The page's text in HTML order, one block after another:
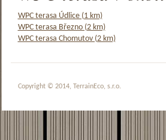
WPC terasa Údlice (1 km)
WPC terasa Březno (2 km)
WPC terasa Chomutov (2 km)
Copyright © 2014, TerrainEco, s.r.o.